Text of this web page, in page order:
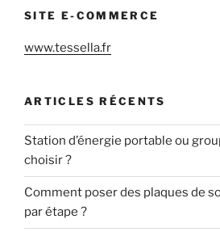
SITE E-COMMERCE
www.tessella.fr
ARTICLES RÉCENTS
Station d’énergie portable ou
choisir ?
Comment poser des plaques de
par étape ?